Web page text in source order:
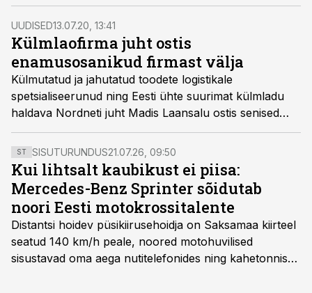
täisteenust pakkuvate ettevõtete turul oli tühimik.
Ettevõttel on olnud häid ja halvemaid aegu, aga seda
on majanduskriisid ja keerulised etapid kindlasti
õpetanud, et varjatud ressursse on organisatsioonis
alati ja protsesse tõhustades on võimalik need üles
leida ja tööle panna. „Meie DNAsse on punutud
mõtteviis, et ebaefektiivsed sammud tuleb oma
protsessidest välja viia ja aitame selles ka oma kliente,”
ütleb Nordneti juhataja Madis Laansalu.
UUDISED13.07.20, 13:41
Külmlaofirma juht ostis
enamusosanikud firmast välja
Külmutatud ja jahutatud toodete logistikale
spetsialiseerunud ning Eesti ühte suurimat külmladu
haldava Nordneti juht Madis Laansalu ostis senised
enamusosanikud firmast välja.
ST SISUTURUNDUS21.07.26, 09:50
Kui lihtsalt kaubikust ei piisa:
Mercedes-Benz Sprinter sõidutab
noori Eesti motokrossitalente
Distantsi hoidev püsikiirusehoidja on Saksamaa kiirteel
seatud 140 km/h peale, noored motohuvilised
sisustavad oma aega nutitelefonides ning kahetonnises